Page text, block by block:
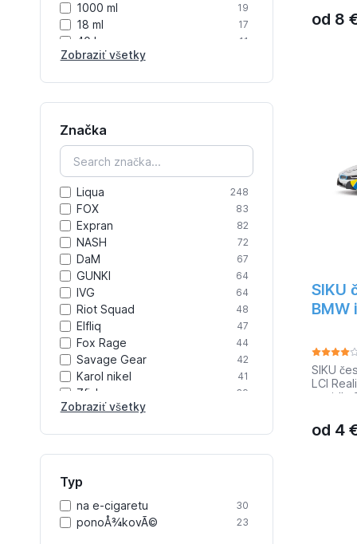
1000 ml 19
18 ml 17
40 l 11
500 ml
Zobraziť všetky
Značka
Liqua 248
FOX 83
Expran 82
NASH 72
DaM 67
GUNKI 64
IVG 64
Riot Squad 48
Elfliq 47
Fox Rage 44
Savage Gear 42
Karol nikel 41
Zfish 39
JETFISH
Navitas
HotSpot Design
Boudoir Samadhi 22
Zobraziť všetky
Typ
na e-cigaretu 30
ponoÅ¾kovÃ© 23
pevnú
slovné/
našom
značky
prebale
od 8
SIKU
BMW
SIKU
LCI
vozidla
Deti
od 4